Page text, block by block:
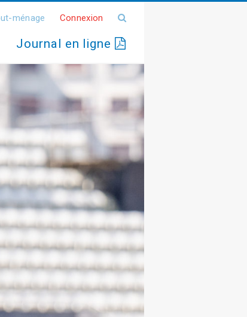
ménage Connexion
Journal en ligne